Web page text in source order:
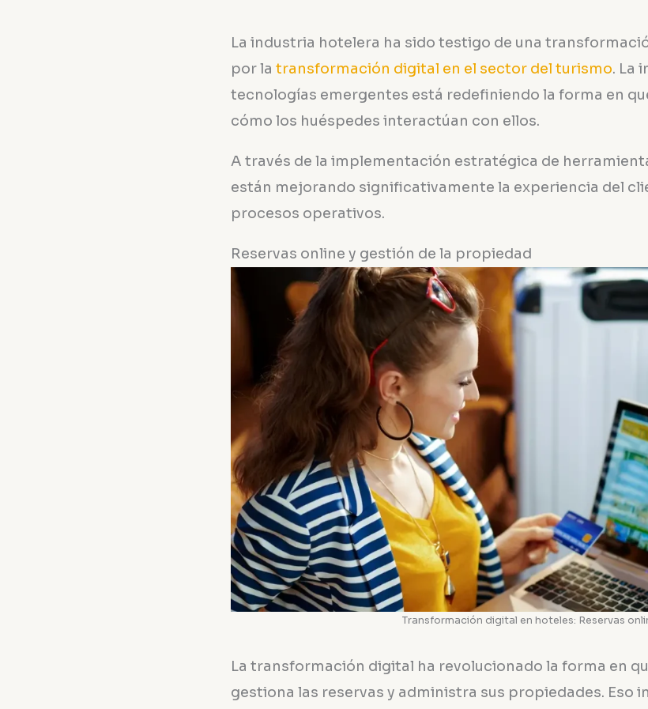
La industria hotelera ha sido testigo de una
por la transformación digital en el sector del turismo. La
tecnologías emergentes está redefiniendo la forma en
cómo los huéspedes interactúan con ellos.
A través de la implementación estratégica de
están mejorando significativamente la experiencia del
procesos operativos.
Reservas online y gestión de la propiedad
Transformación digital en hoteles: Reservas
La transformación digital ha revolucionado la forma en
gestiona las reservas y administra sus propiedades. Eso